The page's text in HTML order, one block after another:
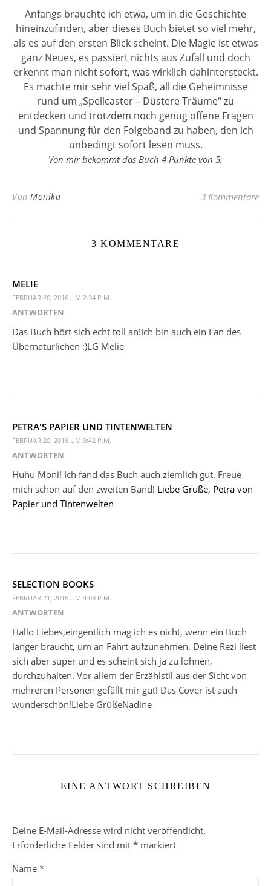
Anfangs brauchte ich etwa, um in die Geschichte
hineinzufinden, aber dieses Buch bietet so viel mehr,
als es auf den ersten Blick scheint. Die Magie ist etwas
ganz Neues, es passiert nichts aus Zufall und doch
erkennt man nicht sofort, was wirklich dahintersteckt.
Es machte mir sehr viel Spaß, all die Geheimnisse
rund um „Spellcaster – Düstere Träume“ zu
entdecken und trotzdem noch genug offene Fragen
und Spannung für den Folgeband zu haben, den ich
unbedingt sofort lesen muss.
Von mir bekommt das Buch 4 Punkte von 5.
Von Monika 3 Kommentare
3 KOMMENTARE
MELIE
FEBRUAR 20, 2016 UM 2:34 P.M.
ANTWORTEN
Das Buch hört sich echt toll an!Ich bin auch ein Fan des
Übernatürlichen :)LG Melie
PETRA'S PAPIER UND TINTENWELTEN
FEBRUAR 20, 2016 UM 9:42 P.M.
ANTWORTEN
Huhu Moni! Ich fand das Buch auch ziemlich gut. Freue
mich schon auf den zweiten Band! Liebe Grüße, Petra von
Papier und Tintenwelten
SELECTION BOOKS
FEBRUAR 21, 2016 UM 4:09 P.M.
ANTWORTEN
Hallo Liebes,eingentlich mag ich es nicht, wenn ein Buch
länger braucht, um an Fahrt aufzunehmen. Deine Rezi liest
sich aber super und es scheint sich ja zu lohnen,
durchzuhalten. Vor allem der Erzählstil aus der Sicht von
mehreren Personen gefällt mir gut! Das Cover ist auch
wunderschön!Liebe GrüßeNadine
EINE ANTWORT SCHREIBEN
Deine E-Mail-Adresse wird nicht veröffentlicht.
Erforderliche Felder sind mit * markiert
Name *